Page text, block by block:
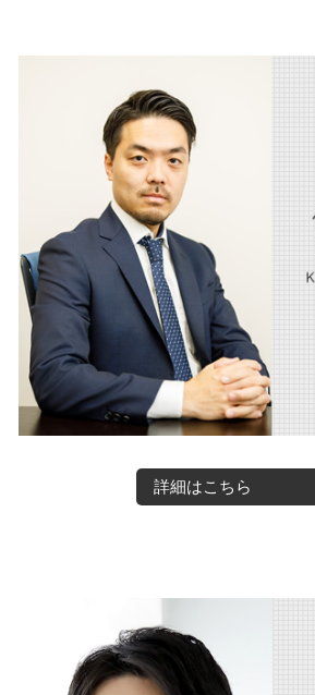
離婚 相手が応じない
離婚 父親 親権
交通事故 損害賠償請求
交通事故 弁護士
交通事故 物損事故
交通事故 弁護士特約
交通事故 慰謝料 弁護士基準
債権回収 西宮市 弁護士
医療法人 大阪市 弁護士
医療法人 西宮市 弁護士
不動産 大阪市 弁護士
債権回収 大阪市 弁護士
離婚 大阪市 弁護士
人事労務 西宮市 弁護士
m&a 大阪市 弁護士
相続 西宮市 弁護士
m&a 西宮市 弁護士
詳細はこちら